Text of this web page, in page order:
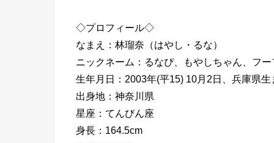
◇プロフィール◇
なまえ：林瑠奈（はやし・るな）
ニックネーム：るなぴ、もやしちゃん、フ
生年月日：2003年(平15) 10月2日、兵庫県生
出身地：神奈川県
星座：てんびん座
身長：164.5cm